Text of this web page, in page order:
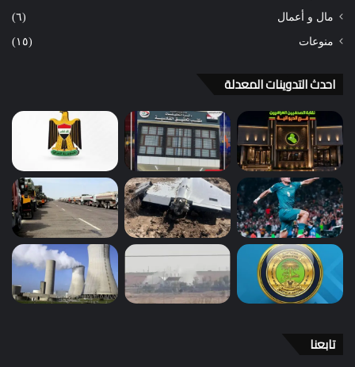
مال و أعمال (٦)
منوعات (١٥)
احدث التدوينات المعدلة
تابعنا